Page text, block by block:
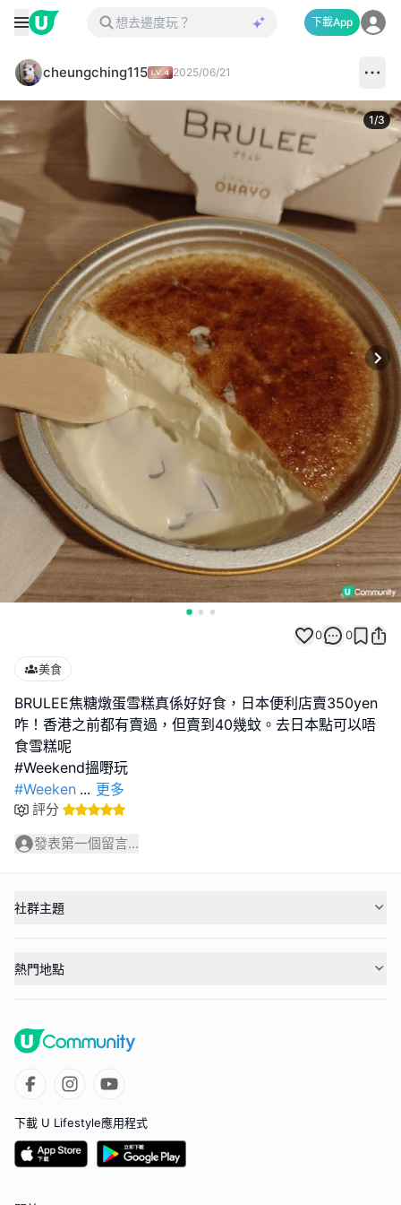
下載App
cheungching115 2025/06/21
1/3
0 0
美食
BRULEE焦糖燉蛋雪糕真係好好食，日本便利店賣350yen
咋！香港之前都有賣過，但賣到40幾蚊。去日本點可以唔
食雪糕呢
#Weeken ... 更多
評分
發表第一個留言...
社群主題
熱門地點
下載 U Lifestyle應用程式